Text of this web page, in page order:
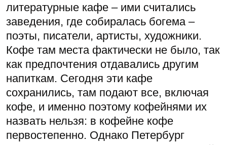
литературные кафе – ими считались
заведения, где собиралась богема –
поэты, писатели, артисты, художники.
Кофе там места фактически не было, так
как предпочтения отдавались другим
напиткам. Сегодня эти кафе
сохранились, там подают все, включая
кофе, и именно поэтому кофейнями их
назвать нельзя: в кофейне кофе
первостепенно. Однако Петербург